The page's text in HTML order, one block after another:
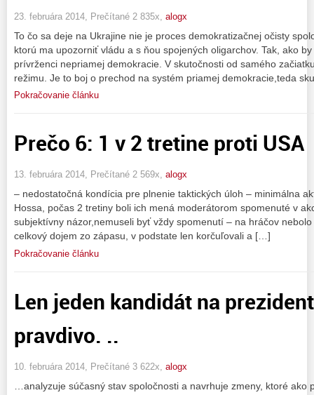
23. februára 2014, Prečítané 2 835x, alogx
To čo sa deje na Ukrajine nie je proces demokratizačnej očisty
ktorú ma upozorniť vládu a s ňou spojených oligarchov. Tak, ako
prívrženci nepriamej demokracie. V skutočnosti od samého
režimu. Je to boj o prechod na systém priamej demokracie,teda
Pokračovanie článku
Prečo 6: 1 v 2 tretine proti USA
13. februára 2014, Prečítané 2 569x, alogx
– nedostatočná kondícia pre plnenie taktických úloh – minimálna
Hossa, počas 2 tretiny boli ich mená moderátorom spomenuté v
subjektívny názor,nemuseli byť vždy spomenutí – na hráčov
celkový dojem zo zápasu, v podstate len korčuľovali a […]
Pokračovanie článku
Len jeden kandidát na
pravdivo. ..
10. februára 2014, Prečítané 3 622x, alogx
…analyzuje súčasný stav spoločnosti a navrhuje zmeny, ktoré ako